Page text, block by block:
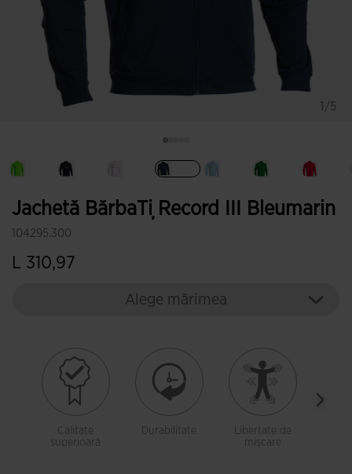
Jachetă BărbaȚi Record III Bleumarin
104295.300
L 310,97
Alege mărimea
Calitate
superioară
Durabilitate
Libertate de
mișcare